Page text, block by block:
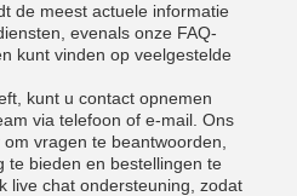
de meest actuele informatie
evenals onze FAQ-
kunt vinden op veelgestelde
kunt u contact opnemen
via telefoon of e-mail. Ons
vragen te beantwoorden,
te bieden en bestellingen te
live chat ondersteuning, zodat